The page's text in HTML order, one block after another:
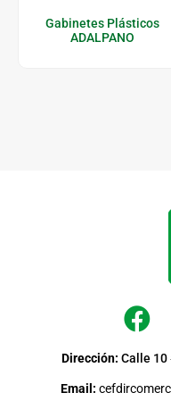
Gabinetes Plásticos
ADALPANO
Dirección: Calle 10
Email: